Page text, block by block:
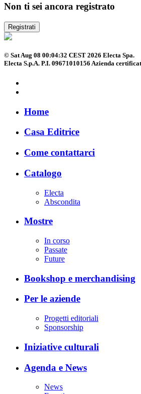
Non ti sei ancora registrato
Registrati
© Sat Aug 08 00:04:32 CEST 2026 Electa Spa.
Electa S.p.A. P.I. 09671010156 Azienda
Home
Casa Editrice
Come contattarci
Catalogo
Electa
Abscondita
Mostre
In corso
Passate
Future
Bookshop e merchandising
Per le aziende
Progetti editoriali
Sponsorship
Iniziative culturali
Agenda e News
News